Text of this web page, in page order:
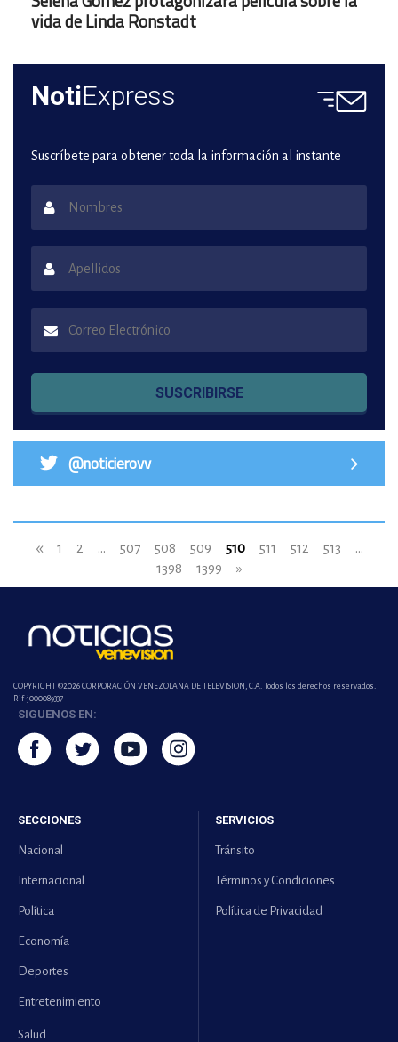
vida de Linda Ronstadt
NotiExpress
Suscríbete para obtener toda la información al instante
SUSCRIBIRSE
@noticierovv
« 1 2 ... 507 508 509 510 511 512 513
...
1398
1399 »
COPYRIGHT ©2026 CORPORACIÓN VENEZOLANA DE TELEVISION, C.A. Todos los derechos reservados.
Rif-j000089337
SIGUENOS EN:
SECCIONES
Nacional
Internacional
Política
Economía
Deportes
Entretenimiento
Salud
SERVICIOS
Tránsito
Términos y Condiciones
Política de Privacidad